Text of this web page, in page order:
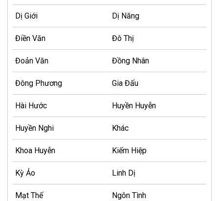
Dị Giới Dị Năng
Điền Văn Đô Thị
Đoản Văn Đồng Nhân
Đông Phương Gia Đấu
Hài Hước Huyền Huyễn
Huyền Nghi Khác
Khoa Huyễn Kiếm Hiệp
Kỳ Ảo Linh Dị
Mạt Thế Ngôn Tình